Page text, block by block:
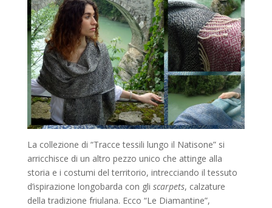
La collezione di “Tracce tessili lungo il Natisone” si
arricchisce di un altro pezzo unico che attinge alla
storia e i costumi del territorio, intrecciando il tessuto
d’ispirazione longobarda con gli scarpets, calzature
della tradizione friulana. Ecco “Le Diamantine”,